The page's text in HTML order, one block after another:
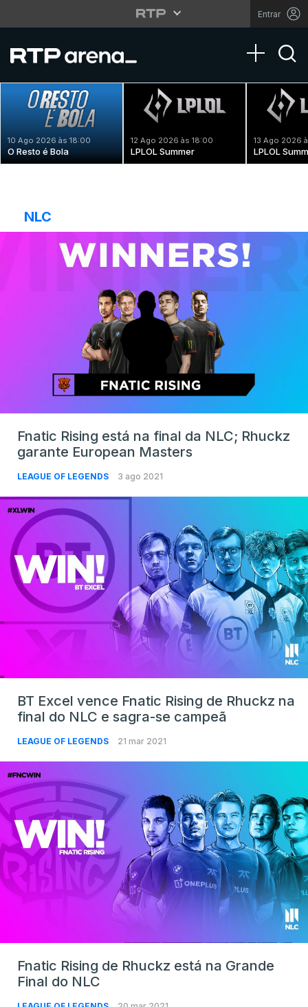
Entrar
Toggle
10 Ago 2026 às 18:00
O Resto é Bola
12 Ago 2026 às 18:00
LPLOL Summer
13 Ago 2026
LPLOL
NLC
Fnatic Rising está na final da NLC; Rhuckz
garante European Masters
LEAGUE OF LEGENDS 3 ago 2021
BT Excel vence Fnatic Rising de Rhuckz na
final do NLC e sagra-se campeã
LEAGUE OF LEGENDS 21 mar 2021
Fnatic Rising de Rhuckz está na Grande
Final do NLC